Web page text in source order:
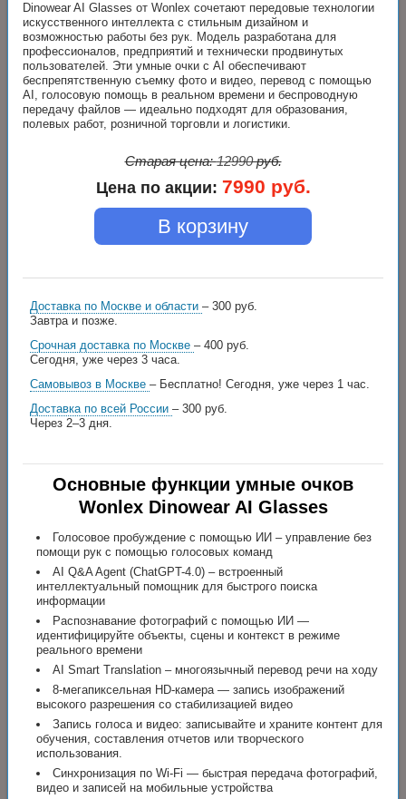
Dinowear AI Glasses от Wonlex сочетают передовые технологии
искусственного интеллекта с стильным дизайном и
возможностью работы без рук. Модель разработана для
профессионалов, предприятий и технически продвинутых
пользователей. Эти умные очки с AI обеспечивают
беспрепятственную съемку фото и видео, перевод с помощью
AI, голосовую помощь в реальном времени и беспроводную
передачу файлов — идеально подходят для образования,
полевых работ, розничной торговли и логистики.
Старая цена:12990руб.
Цена по акции: 7990 руб.
В корзину
Доставка по Москве и области – 300 руб.
Завтра и позже.
Срочная доставка по Москве – 400 руб.
Сегодня, уже через 3 часа.
Самовывоз в Москве – Бесплатно! Сегодня, уже через 1 час.
Доставка по всей России – 300 руб.
Через 2–3 дня.
Основные функции умные очков
Wonlex Dinowear AI Glasses
Голосовое пробуждение с помощью ИИ – управление без
помощи рук с помощью голосовых команд
AI Q&A Agent (ChatGPT-4.0) – встроенный
интеллектуальный помощник для быстрого поиска
информации
Распознавание фотографий с помощью ИИ —
идентифицируйте объекты, сцены и контекст в режиме
реального времени
AI Smart Translation – многоязычный перевод речи на ходу
8-мегапиксельная HD-камера — запись изображений
высокого разрешения со стабилизацией видео
Запись голоса и видео: записывайте и храните контент для
обучения, составления отчетов или творческого
использования.
Синхронизация по Wi-Fi — быстрая передача фотографий,
видео и записей на мобильные устройства